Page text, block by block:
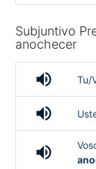
Subjuntivo
anochecer
volume_up Tu/
volume_up
volume_up